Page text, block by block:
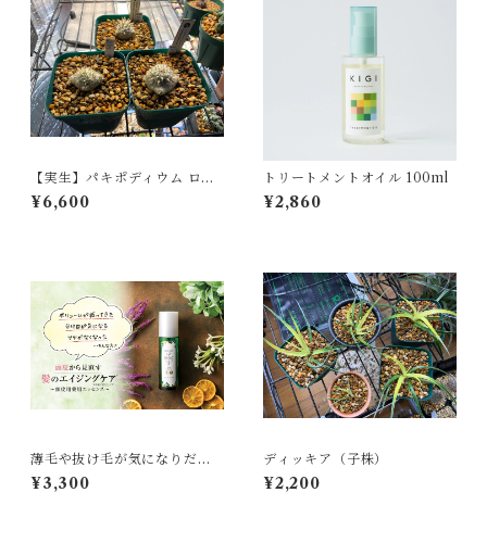
【実生】パキポディウム ロス
ラーツム Pachypodium rosu
latum subsp. rosulatum
¥6,600
トリートメントオイル 100ml
¥2,860
薄毛や抜け毛が気になりだし
たら・・・では遅い！３０過
ぎたら使いましょう！！
¥3,300
ディッキア（子株）
¥2,200